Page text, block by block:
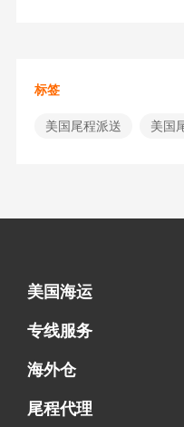
标签
美国尾程派送 美国
美国海运
海运拼柜
海运整柜
美国海卡
加拿大海运
专线服务
FBA专线直送
超大件专线
AWD专线
电池专线
海外仓
一件代发
FBA中转
贴标换标
拆柜/存储
尾程代理